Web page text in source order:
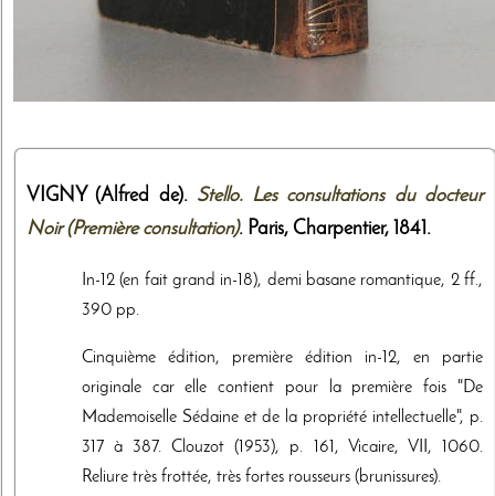
VIGNY (Alfred de). Stello. Les consultations du docteur
Noir (Première consultation). Paris, Charpentier, 1841 .
In-12 (en fait grand in-18), demi basane romantique, 2 ff.,
390 pp.
Cinquième édition, première édition in-12, en partie
originale car elle contient pour la première fois "De
Mademoiselle Sédaine et de la propriété intellectuelle", p.
317 à 387. Clouzot (1953), p. 161, Vicaire, VII, 1060.
Reliure très frottée, très fortes rousseurs (brunissures).